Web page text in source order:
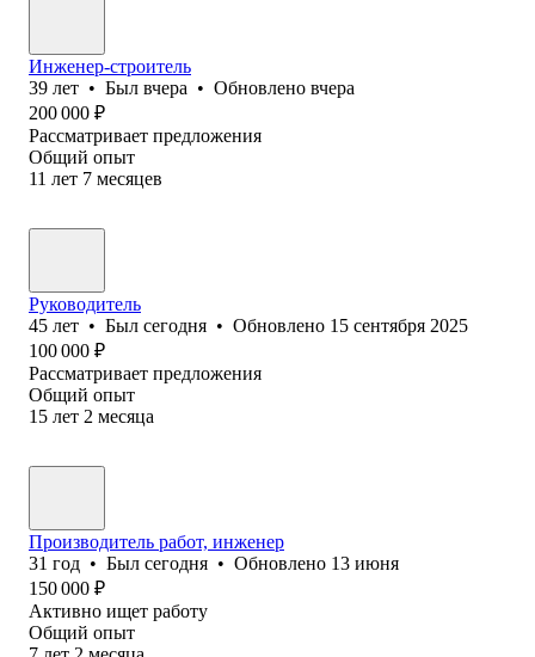
Инженер-строитель
39 лет • Был вчера • Обновлено вчера
200 000 ₽
Рассматривает предложения
Общий опыт
11 лет 7 месяцев
Руководитель
45 лет • Был сегодня • Обновлено 15 сентября 2025
100 000 ₽
Рассматривает предложения
Общий опыт
15 лет 2 месяца
Производитель работ, инженер
31 год • Был сегодня • Обновлено 13 июня
150 000 ₽
Активно ищет работу
Общий опыт